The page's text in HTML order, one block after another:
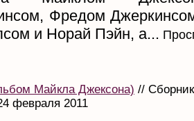
Фредом
и Норай Пэйн, а...
Майкла Джексона) //
февраля 2011